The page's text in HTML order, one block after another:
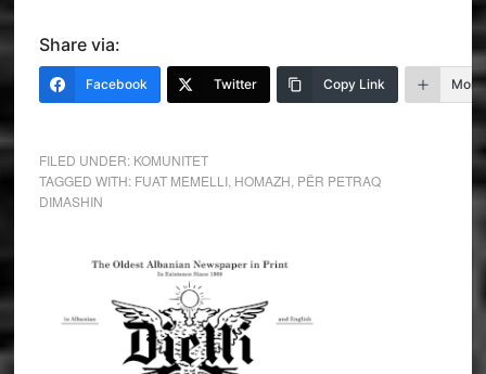
Share via:
Facebook Twitter Copy Link More
FILED UNDER: KOMUNITET
TAGGED WITH: FUAT MEMELLI, HOMAZH PËR PETRAQ
DIMASHIN